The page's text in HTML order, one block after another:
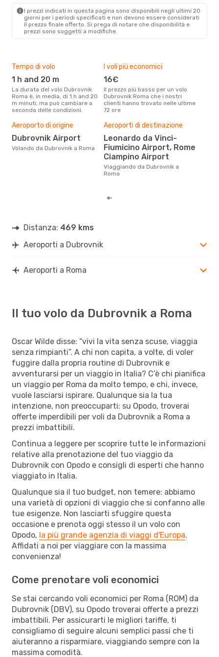
I prezzi indicati in questa pagina sono disponibili negli ultimi 20
giorni per i periodi specificati e non devono essere considerati
il ​​prezzo finale offerto. Si prega di notare che disponibilità e
prezzi sono soggetti a modifiche.
Tempo di volo
1 h and 20 m
La durata del volo Dubrovnik
Roma è, in media, di 1 h and 20
m minuti, ma può cambiare a
seconda delle condizioni.
I voli più economici
16€
Il prezzo più basso per un volo
Dubrovnik Roma che i nostri
clienti hanno trovato nelle ultime
72 ore
Aeroporto di origine
Dubrovnik Airport
Volando da Dubrovnik a Roma
Aeroporti di destinazione
Leonardo da Vinci-
Fiumicino Airport, Rome
Ciampino Airport
Viaggiando da Dubrovnik a
Roma
Distanza: 469 kms
Aeroporti a Dubrovnik
Aeroporti a Roma
Il tuo volo da Dubrovnik a Roma
Oscar Wilde disse: “vivi la vita senza scuse, viaggia
senza rimpianti”. A chi non capita, a volte, di voler
fuggire dalla propria routine di Dubrovnik e
avventurarsi per un viaggio in Italia? C’è chi pianifica
un viaggio per Roma da molto tempo, e chi, invece,
vuole lasciarsi ispirare. Qualunque sia la tua
intenzione, non preoccuparti: su Opodo, troverai
offerte imperdibili per voli da Dubrovnik a Roma a
prezzi imbattibili.
Continua a leggere per scoprire tutte le informazioni
relative alla prenotazione del tuo viaggio da
Dubrovnik con Opodo e consigli di esperti che hanno
viaggiato in Italia.
Qualunque sia il tuo budget, non temere: abbiamo
una varietà di opzioni di viaggio che si confanno alle
tue esigenze. Non lasciarti sfuggire questa
occasione e prenota oggi stesso il un volo con
Opodo, la più grande agenzia di viaggi d'Europa.
Affidati a noi per viaggiare con la massima
convenienza!
Come prenotare voli economici
Se stai cercando voli economici per Roma (ROM) da
Dubrovnik (DBV), su Opodo troverai offerte a prezzi
imbattibili. Per assicurarti le migliori tariffe, ti
consigliamo di seguire alcuni semplici passi che ti
aiuteranno a risparmiare, viaggiando sempre con la
massima comodità.